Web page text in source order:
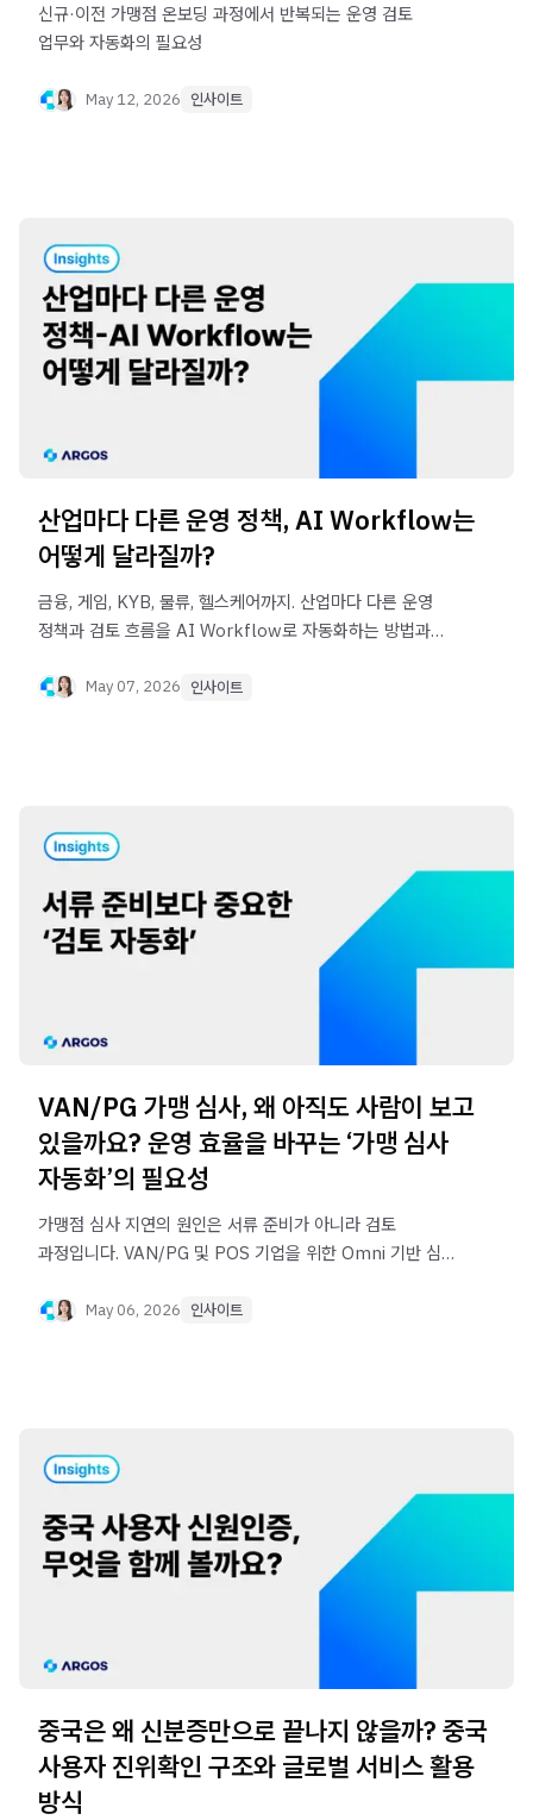
신규·이전 가맹점 온보딩 과정에서 반복되는 운영 검토
업무와 자동화의 필요성
May 12, 2026 인사이트
산업마다 다른 운영 정책, AI Workflow는
어떻게 달라질까?
금융, 게임, KYB, 물류, 헬스케어까지. 산업마다 다른 운영
정책과 검토 흐름을 AI Workflow로 자동화하는 방법과
May 07, 2026 인사이트
VAN/PG 가맹 심사, 왜 아직도 사람이 보고
있을까요? 운영 효율을 바꾸는 ‘가맹 심사
자동화’의 필요성
가맹점 심사 지연의 원인은 서류 준비가 아니라 검토
과정입니다. VAN/PG 및 POS 기업을 위한 Omni 기반 심사
May 06, 2026 인사이트
중국은 왜 신분증만으로 끝나지 않을까? 중국
사용자 진위확인 구조와 글로벌 서비스 활용
방식